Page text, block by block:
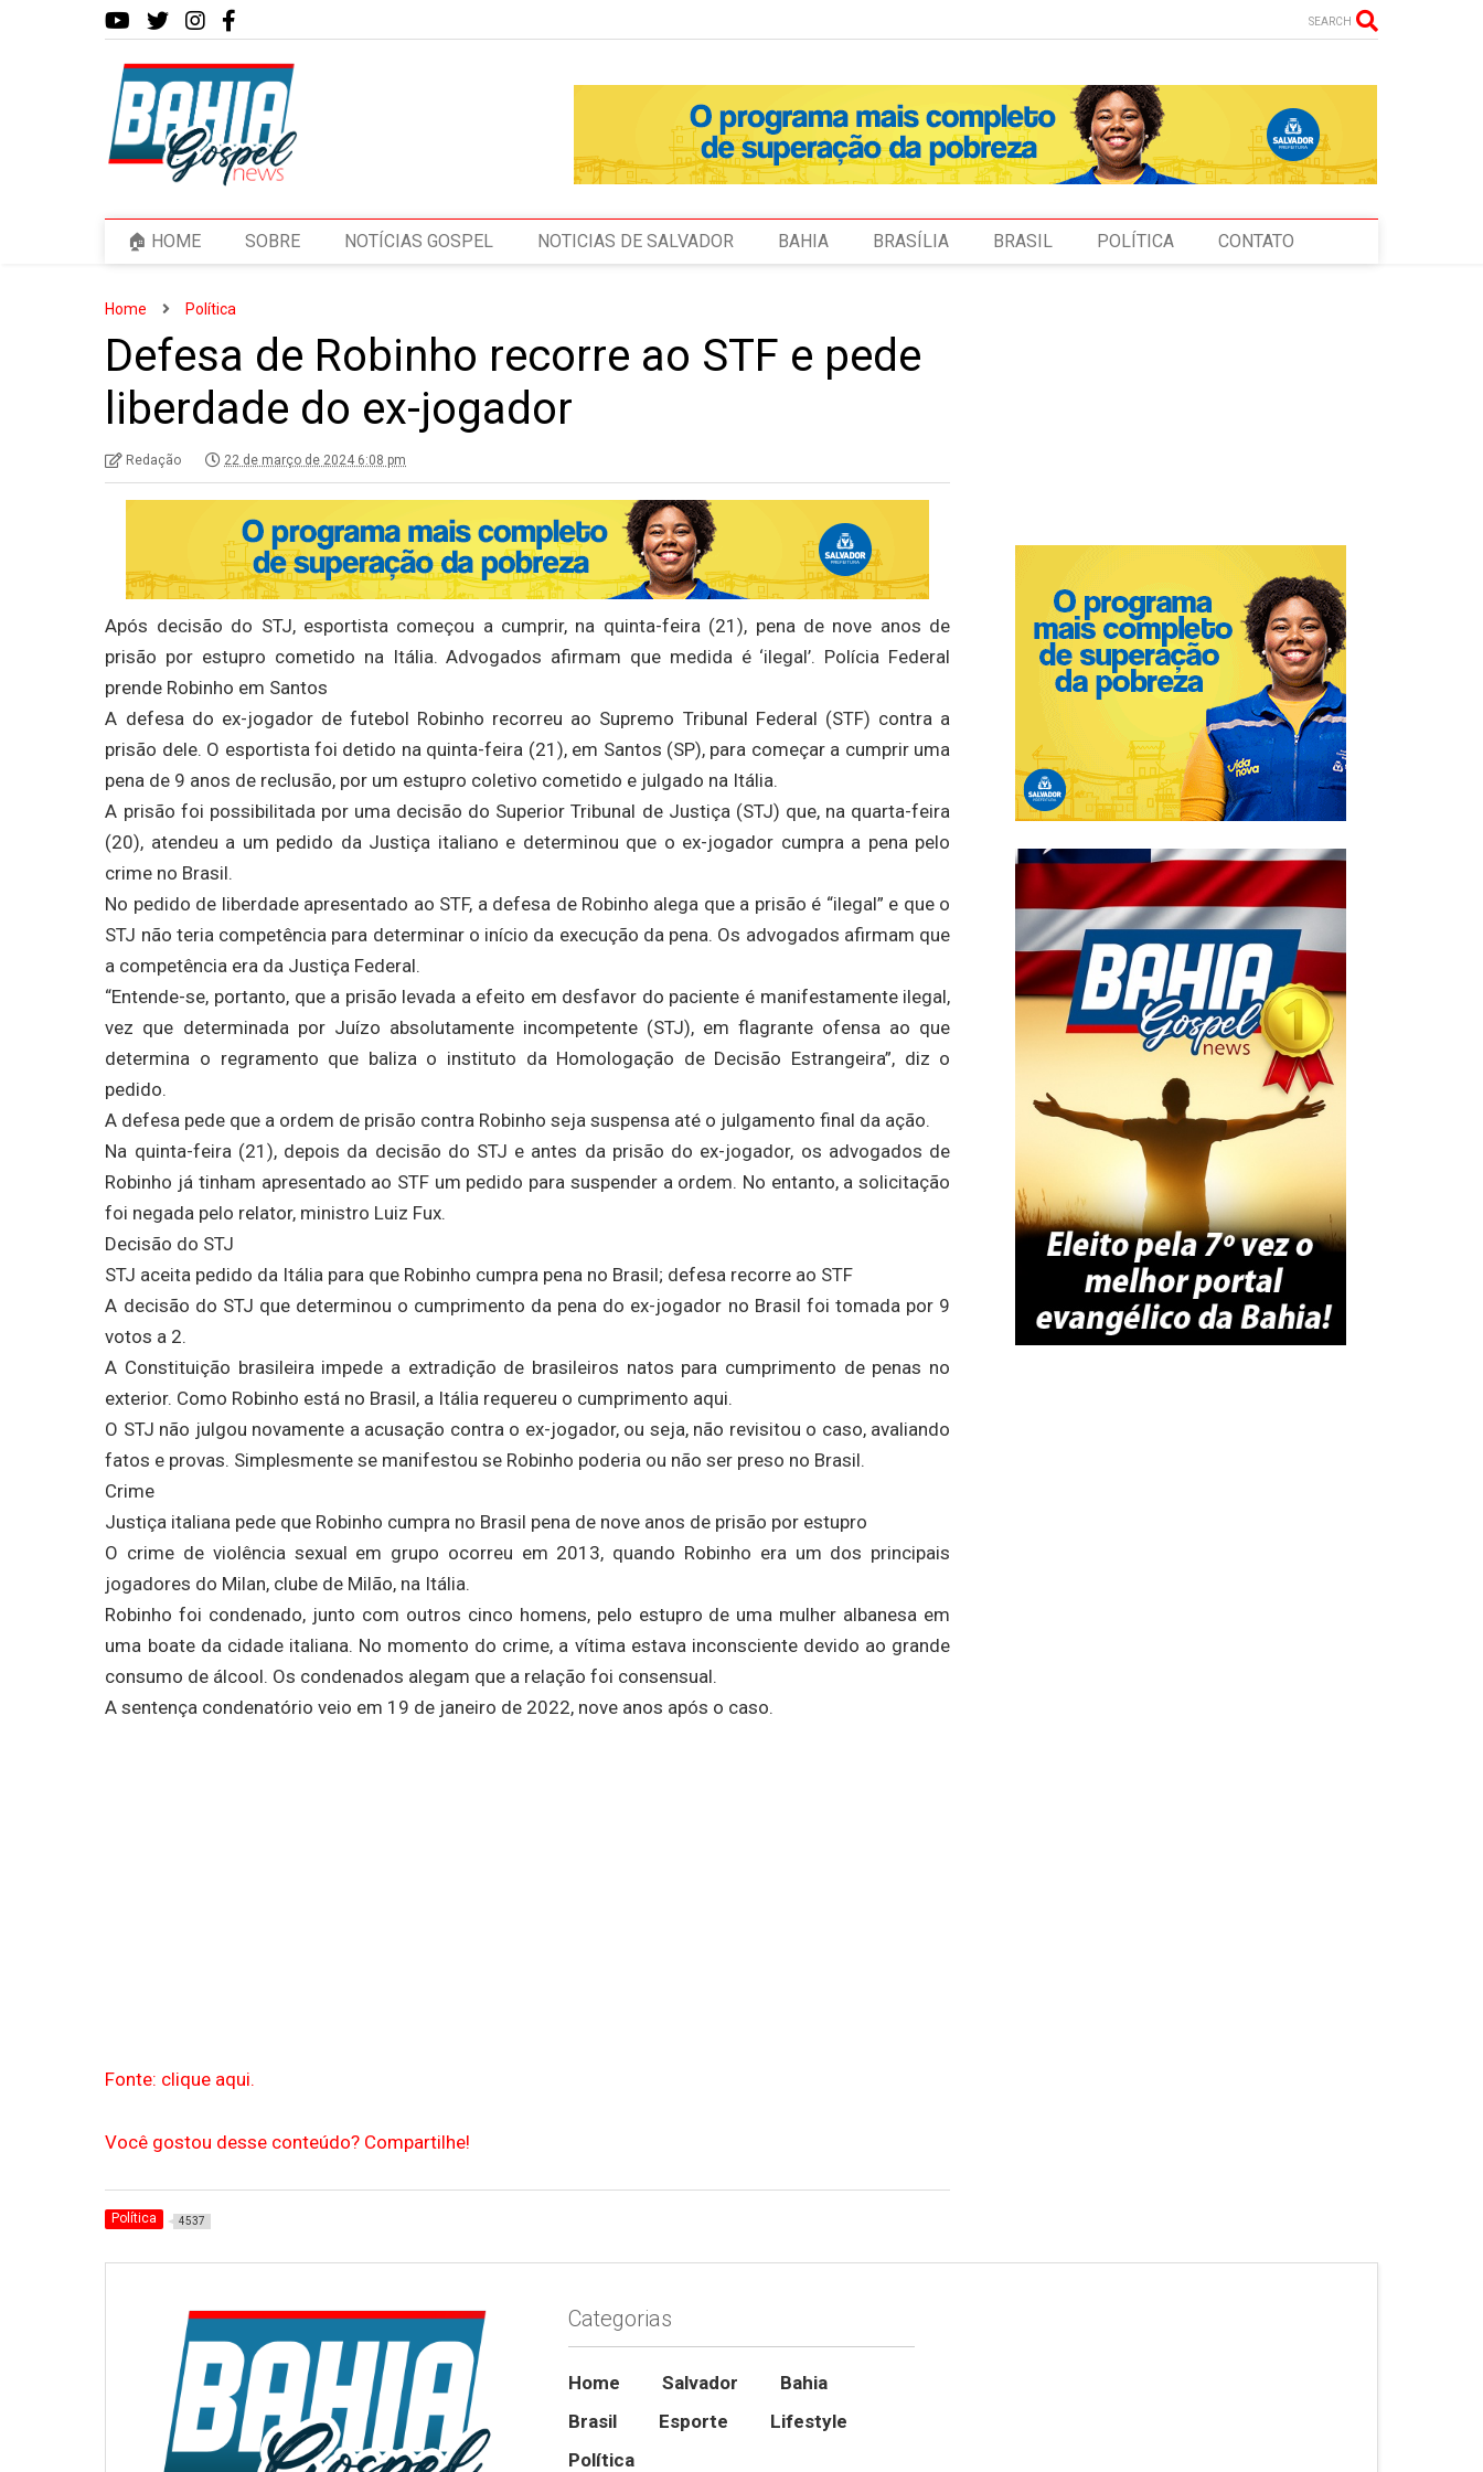
SEARCH
🏠 HOME SOBRE NOTÍCIAS GOSPEL NOTICIAS DE SALVADOR BAHIA BRASÍLIA BRASIL POLÍTICA CONTATO
Home Política
Defesa de Robinho recorre ao STF e pede
liberdade do ex-jogador
Redação 22 de março de 2024 6:08 pm
Após decisão do STJ, esportista começou a cumprir, na quinta-feira (21), pena de nove anos de
prisão por estupro cometido na Itália. Advogados afirmam que medida é ‘ilegal’. Polícia Federal
prende Robinho em Santos
A defesa do ex-jogador de futebol Robinho recorreu ao Supremo Tribunal Federal (STF) contra a
prisão dele. O esportista foi detido na quinta-feira (21), em Santos (SP), para começar a cumprir uma
pena de 9 anos de reclusão, por um estupro coletivo cometido e julgado na Itália.
A prisão foi possibilitada por uma decisão do Superior Tribunal de Justiça (STJ) que, na quarta-feira
(20), atendeu a um pedido da Justiça italiano e determinou que o ex-jogador cumpra a pena pelo
crime no Brasil.
No pedido de liberdade apresentado ao STF, a defesa de Robinho alega que a prisão é “ilegal” e que o
STJ não teria competência para determinar o início da execução da pena. Os advogados afirmam que
a competência era da Justiça Federal.
“Entende-se, portanto, que a prisão levada a efeito em desfavor do paciente é manifestamente ilegal,
vez que determinada por Juízo absolutamente incompetente (STJ), em flagrante ofensa ao que
determina o regramento que baliza o instituto da Homologação de Decisão Estrangeira”, diz o
pedido.
A defesa pede que a ordem de prisão contra Robinho seja suspensa até o julgamento final da ação.
Na quinta-feira (21), depois da decisão do STJ e antes da prisão do ex-jogador, os advogados de
Robinho já tinham apresentado ao STF um pedido para suspender a ordem. No entanto, a solicitação
foi negada pelo relator, ministro Luiz Fux.
Decisão do STJ
STJ aceita pedido da Itália para que Robinho cumpra pena no Brasil; defesa recorre ao STF
A decisão do STJ que determinou o cumprimento da pena do ex-jogador no Brasil foi tomada por 9
votos a 2.
A Constituição brasileira impede a extradição de brasileiros natos para cumprimento de penas no
exterior. Como Robinho está no Brasil, a Itália requereu o cumprimento aqui.
O STJ não julgou novamente a acusação contra o ex-jogador, ou seja, não revisitou o caso, avaliando
fatos e provas. Simplesmente se manifestou se Robinho poderia ou não ser preso no Brasil.
Crime
Justiça italiana pede que Robinho cumpra no Brasil pena de nove anos de prisão por estupro
O crime de violência sexual em grupo ocorreu em 2013, quando Robinho era um dos principais
jogadores do Milan, clube de Milão, na Itália.
Robinho foi condenado, junto com outros cinco homens, pelo estupro de uma mulher albanesa em
uma boate da cidade italiana. No momento do crime, a vítima estava inconsciente devido ao grande
consumo de álcool. Os condenados alegam que a relação foi consensual.
A sentença condenatório veio em 19 de janeiro de 2022, nove anos após o caso.
Fonte: clique aqui.
Você gostou desse conteúdo? Compartilhe!
Política 4537
Categorias
Home Salvador
Bahia
Brasil
Esporte
Lifestyle
Política